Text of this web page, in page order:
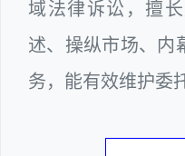
域法律诉讼，擅
述、操纵市场、内
务，能有效维护委